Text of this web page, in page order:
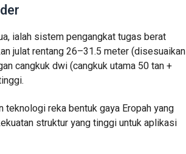
ialah sistem pengangkat tugas berat
julat rentang 26–31.5 meter (disesuaikan
cangkuk dwi (cangkuk utama 50 tan +
reka bentuk gaya Eropah yang
struktur yang tinggi untuk aplikasi